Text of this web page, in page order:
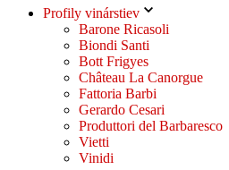
Profily vinárstiev
Barone Ricasoli
Biondi Santi
Bott Frigyes
Château La Canorgue
Fattoria Barbi
Gerardo Cesari
Produttori del Barbaresco
Vietti
Vinidi